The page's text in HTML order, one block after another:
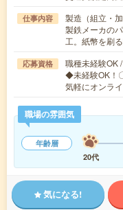
仕事内容
製造（組立・加
製鉄メーカの
工。紙幣を刷
応募資格
職種未経験OK
◆未経験OK！
気軽にオンラ
職場の雰囲気
年齢層
20代
気になる!